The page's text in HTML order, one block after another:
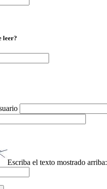
leer?
Escriba el texto mostrado arriba: